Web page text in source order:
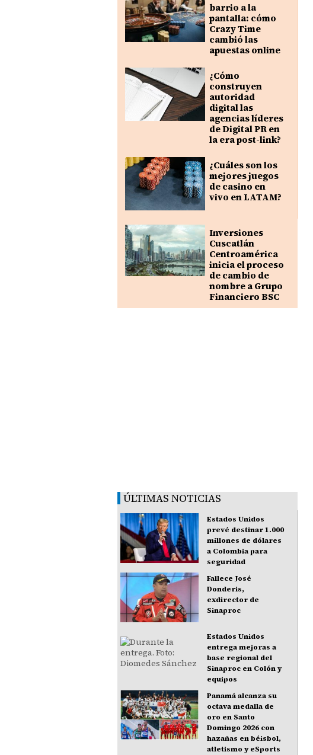
barrio a la
pantalla: cómo
Crazy Time
cambió las
apuestas online
¿Cómo
construyen
autoridad
digital las
agencias líderes
de Digital PR en
la era post-link?
¿Cuáles son los
mejores juegos
de casino en
vivo en LATAM?
Inversiones
Cuscatlán
Centroamérica
inicia el proceso
de cambio de
nombre a Grupo
Financiero BSC
ÚLTIMAS NOTICIAS
Estados Unidos
prevé destinar 1.000
millones de dólares
a Colombia para
seguridad
Fallece José
Donderis,
exdirector de
Sinaproc
Estados Unidos
entrega mejoras a
base regional del
Sinaproc en Colón y
equipos
Panamá alcanza su
octava medalla de
oro en Santo
Domingo 2026 con
hazañas en béisbol,
atletismo y eSports